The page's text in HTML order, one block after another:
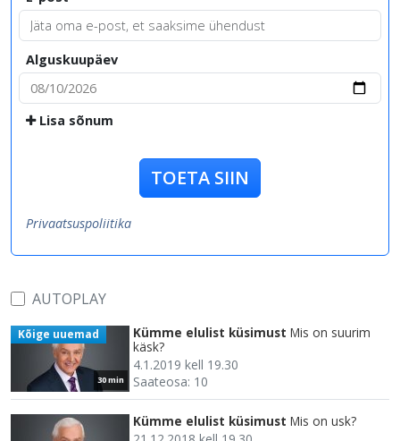
Alguskuupäev
Lisa sõnum
TOETA SIIN
Privaatsuspoliitika
AUTOPLAY
30 min
Kõige uuemad Kümme elulist küsimust Mis on suurim
käsk?
4.1.2019 kell 19.30
Saateosa: 10
Kümme elulist küsimust Mis on usk?